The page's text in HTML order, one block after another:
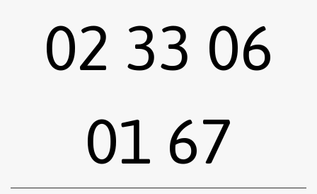
Sous-total : 0,00€
02 33 06
01 67